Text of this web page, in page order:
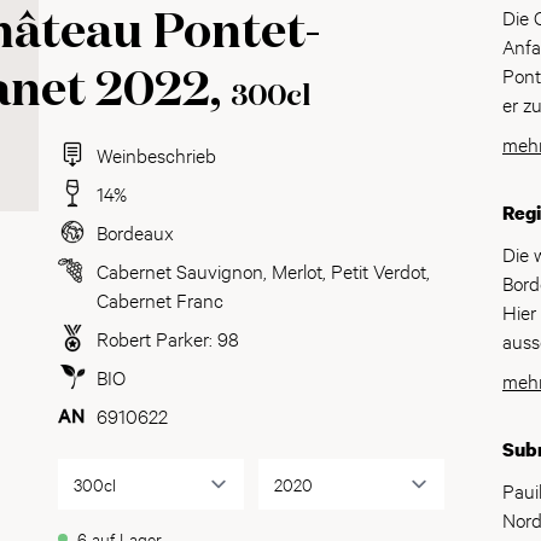
Pontet-
2022, 300cl
Weinbeschrieb
14%
Bordeaux
Cabernet Sauvignon Merlot Petit Verdot
Cabernet Franc
Robert Parker: 98
BIO
6910622
Die
er
für
Die
Hier
und